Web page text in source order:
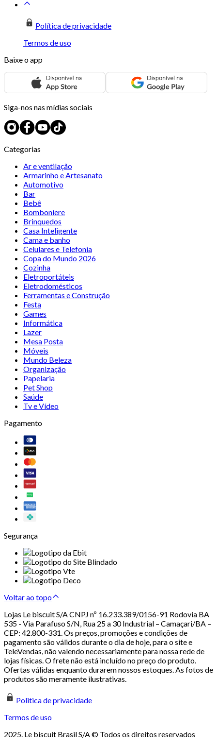
Política de privacidade
Termos de uso
Baixe o app
Siga-nos nas mídias sociais
Categorias
Ar e ventilação
Armarinho e Artesanato
Automotivo
Bar
Bebê
Bomboniere
Brinquedos
Casa Inteligente
Cama e banho
Celulares e Telefonia
Copa do Mundo 2026
Cozinha
Eletroportáteis
Eletrodomésticos
Ferramentas e Construção
Festa
Games
Informática
Lazer
Mesa Posta
Móveis
Mundo Beleza
Organização
Papelaria
Pet Shop
Saúde
Tv e Vídeo
Pagamento
Segurança
Voltar ao topo
Lojas Le biscuit S/A CNPJ nº 16.233.389/0156-91 Rodovia BA
535 - Via Parafuso S/N, Rua 25 a 30 Industrial – Camaçari/BA –
CEP: 42.800-331. Os preços, promoções e condições de
pagamento são válidos durante o dia de hoje, para o site e
TeleVendas, não valendo necessariamente para nossa rede de
lojas físicas. O frete não está incluído no preço do produto.
Ofertas válidas enquanto durarem nossos estoques. As fotos de
produtos são meramente ilustrativas.
Politica de privacidade
Termos de uso
2025. Le biscuit Brasil S/A © Todos os direitos reservados